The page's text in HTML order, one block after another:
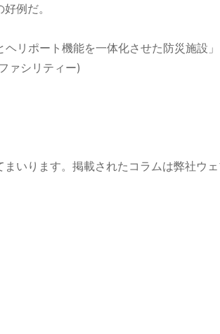
例だ。
リポート機能を一体化させた防災施設
ァシリティー)
いります。掲載されたコラムは弊社ウェ